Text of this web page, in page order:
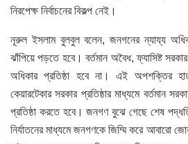
নিরপেক্ষ নির্বাচনের বিকল্প নেই।
নূরুল ইসলাম বুলবুল বলেন, জনগনের ন্যায্য
ঝাঁপিয়ে পড়তে হবে। বর্তমান অবৈধ, ফ্যাসিষ্ট
অধিকার প্রতিষ্ঠা হবে না। এই অপশক্তির
কেয়ারটেকার সরকার প্রতিষ্ঠার মাধ্যমে বর্তমান
প্রতিষ্ঠা করতে হবে। জনগণ বুঝে গেছে শেষ
নির্যাতনের মাধ্যমে জনগণকে জিম্মি করে আবারো